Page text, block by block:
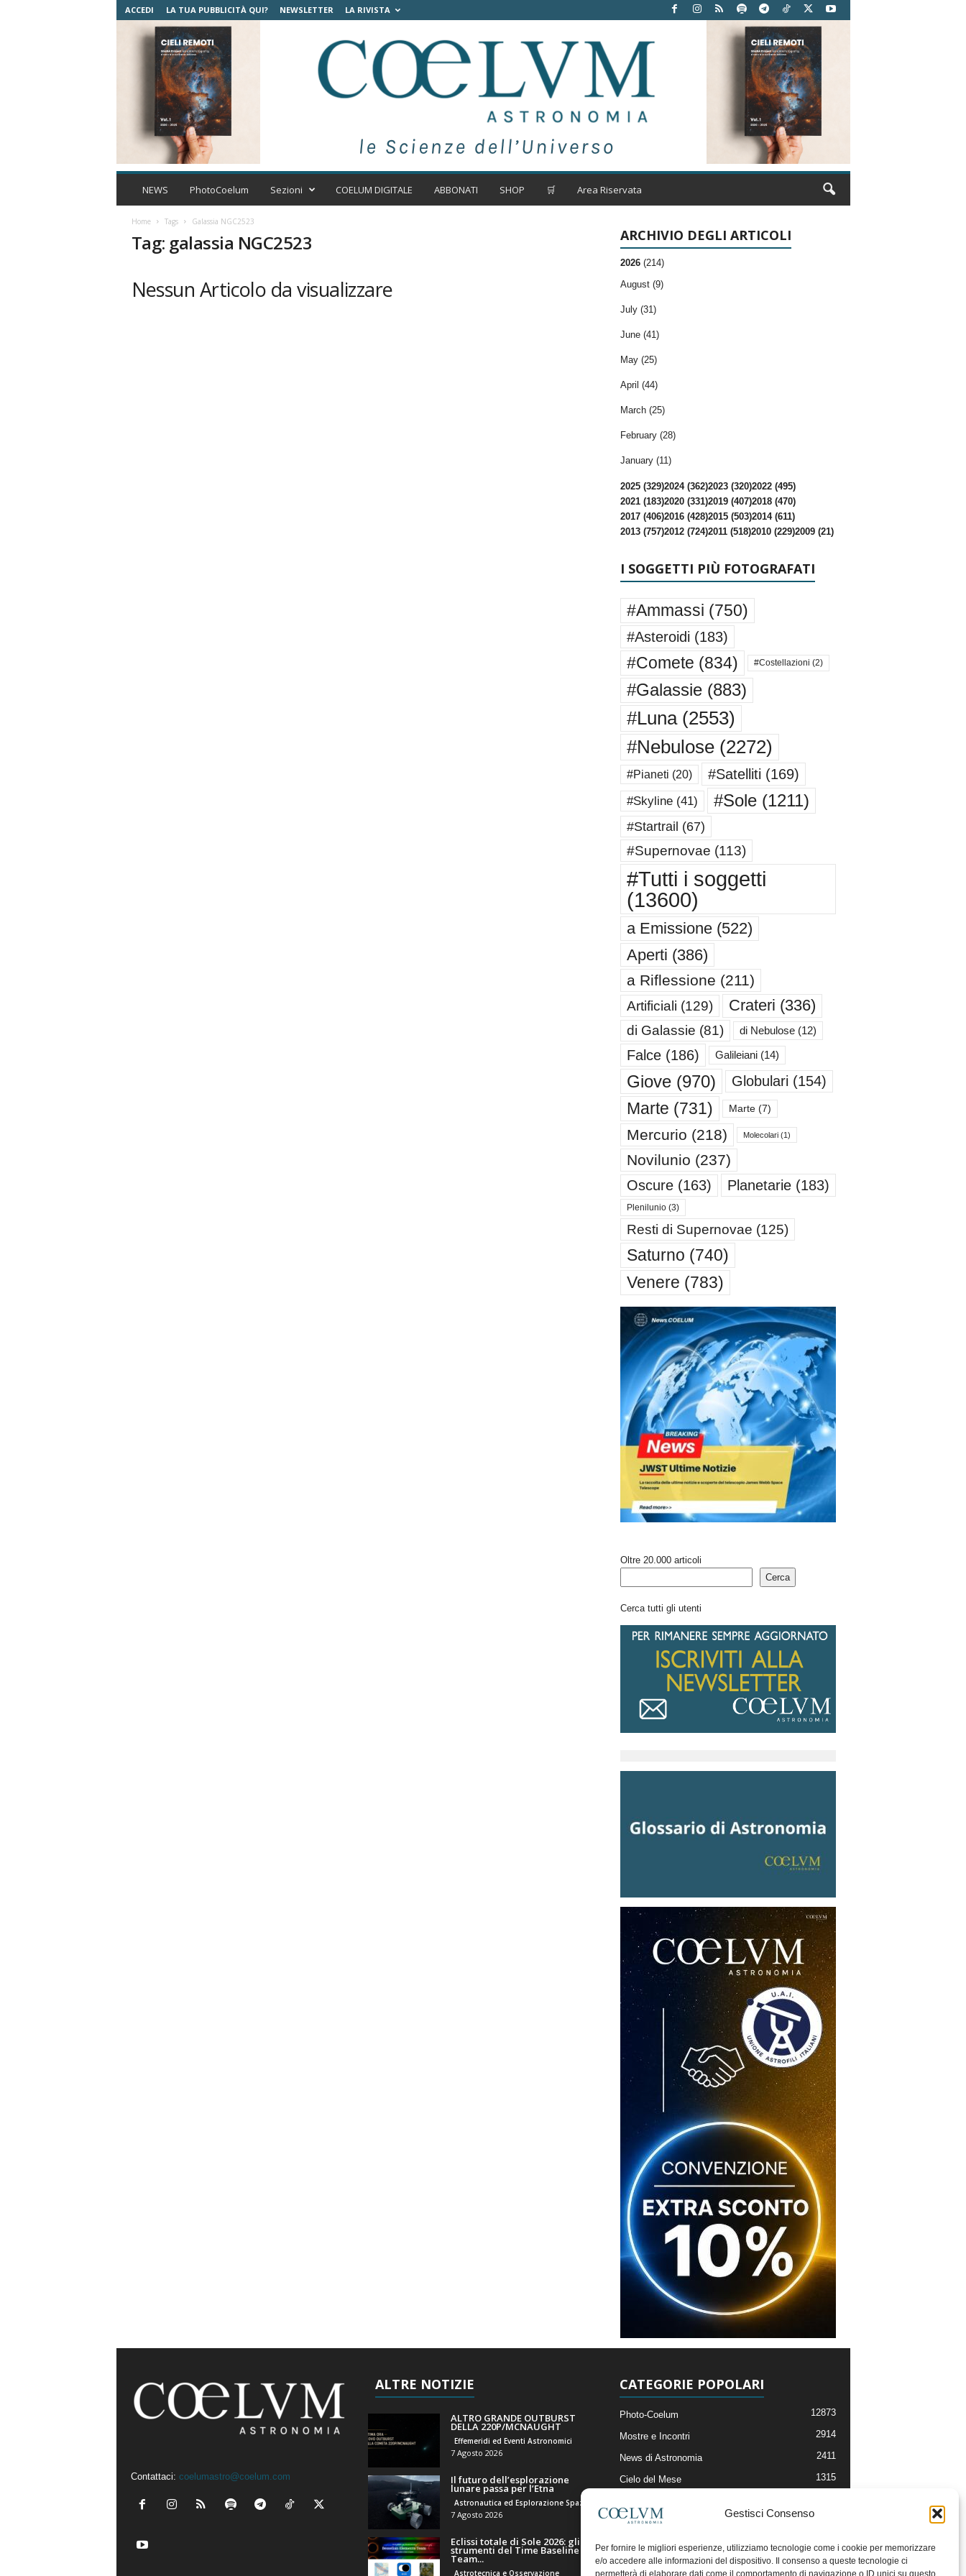
Gestisci Consenso
Per fornire le migliori esperienze, utilizziamo tecnologie come i cookie per memorizzare
e/o accedere alle informazioni del dispositivo. Il consenso a queste tecnologie ci
permetterà di elaborare dati come il comportamento di navigazione o ID unici su questo
ACCEDI LA TUA PUBBLICITÀ QUI? NEWSLETTER LA RIVISTA
C
m
t
NEWS PhotoCoelum Sezioni COELUM DIGITALE ABBONATI SHOP 🛒 Area Riservata
Home Tags Galassia NGC2523
Tag: galassia NGC2523
Nessun Articolo da visualizzare
ARCHIVIO DEGLI ARTICOLI
2026 (214)
August (9)
July (31)
June (41)
May (25)
April (44)
March (25)
February (28)
January (11)
2025 (329)2024 (362)2023 (320)2022 (495)
2021 (183)2020 (331)2019 (407)2018 (470)
2017 (406)2016 (428)2015 (503)2014 (611)
2013 (757)2012 (724)2011 (518)2010 (229)2009 (21)
I SOGGETTI PIÙ FOTOGRAFATI
#Ammassi (750)
#Asteroidi (183)
#Comete (834) #Costellazioni (2)
#Galassie(883)
#Luna(2553)
#Nebulose(2272)
#Pianeti (20) #Satelliti (169)
#Skyline(41) #Sole(1211)
#Startrail (67)
#Supernovae (113)
#Tutti i soggetti
(13600)
a Emissione(522)
Aperti (386)
a Riflessione (211)
Artificiali (129) Crateri (336)
di Galassie (81) di Nebulose(12)
Falce(186) Galileiani(14)
Giove(970) Globulari (154)
Marte (731) Marte(7)
Mercurio (218) Molecolari(1)
Novilunio (237)
Oscure(163) Planetarie(183)
Plenilunio(3)
Resti di Supernovae (125)
Saturno (740)
Venere (783)
Oltre 20.000 articoli
Cerca
Cerca tutti gli utenti
Contattaci: coelumastro@coelum.com
ALTRE NOTIZIE
ALTRO GRANDE OUTBURST
DELLA 220P/MCNAUGHT
Effemeridi ed Eventi Astronomici
7 Agosto 2026
Il futuro dell’esplorazione
lunare passa per l’Etna
7 Agosto 2026
Eclissi totale di Sole 2026: gli
strumenti del Time Baseline
Team...
Astrotecnica e Osservazione
CATEGORIE POPOLARI
Photo-Coelum 12873
Mostre e Incontri 2914
News di Astronomia 2411
Cielo del Mese 1315
Articoli e Risorse On-Line
Il Blog della Redazione